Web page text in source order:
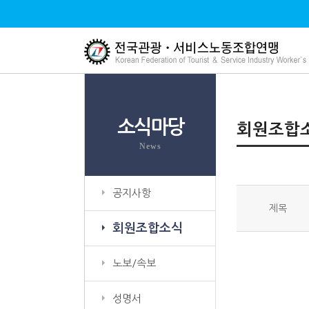
소식마당
News
공지사항
회원조합소식
노보/속보
성명서
회원조합
제목